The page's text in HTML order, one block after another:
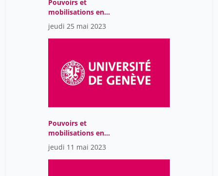
Pouvoirs et
mobilisations en
Amérique Latine : Une
perspective
interdisciplinaire
jeudi 25 mai 2023
Pouvoirs et
mobilisations en
Amérique Latine : Une
perspective
interdisciplinaire
jeudi 11 mai 2023